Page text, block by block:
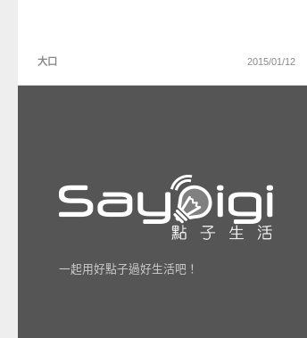
大口 2015/01/12
一起用好點子過好生活吧！